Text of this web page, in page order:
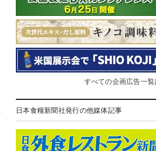
すべての企画広告一
日本食糧新聞社発行の他媒体記事